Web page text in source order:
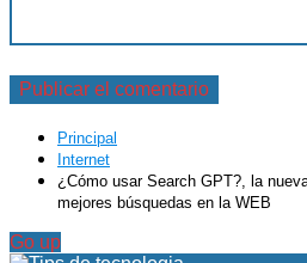
Principal
Internet
¿Cómo usar Search GPT?, la
mejores búsquedas en la WEB
Go up